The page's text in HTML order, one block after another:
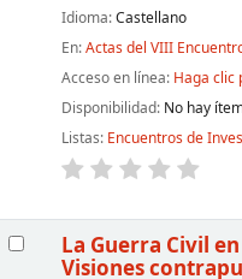
Idioma:Castellano
En:Actas del VIII
Acceso en línea: Haga clic
Disponibilidad: No hay
Listas: Encuentros de
La Guerra Civil
Visiones